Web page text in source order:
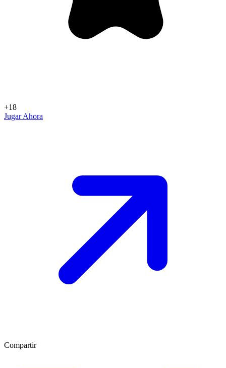
+18
Jugar Ahora
Compartir